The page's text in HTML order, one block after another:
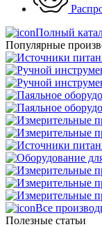
Полный
Популярные
Все
Полезные статьи